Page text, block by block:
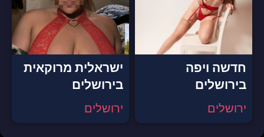
חדשה ויפה
בירושלים
ירושלים
ישראלית מרוקאית
בירושלים
ירושלים